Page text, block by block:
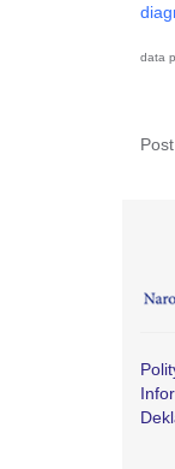
data